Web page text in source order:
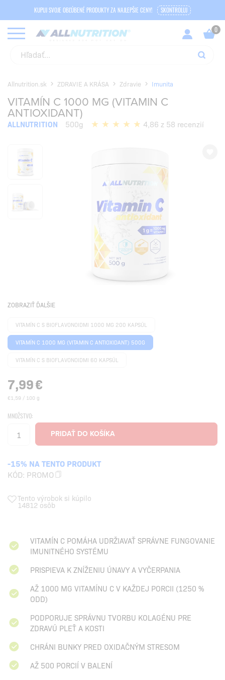
KUPUJ SVOJE OBĽÚBENÉ PRODUKTY ZA NAJLEPŠIE CENY! SKONTROLUJ
Allnutrition.sk ZDRAVIE A KRÁSA Zdravie Imunita
VITAMÍN C 1000 MG (VITAMIN C
ANTIOXIDANT)
ALLNUTRITION 500g 4,86 z 58 recenzií
ZOBRAZIŤ ĎALŠIE
VITAMÍN C S BIOFLAVONOIDMI 1000 MG 200 KAPSÚL
VITAMÍN C 1000 MG (VITAMIN C ANTIOXIDANT) 500G
VITAMÍN C S BIOFLAVONOIDMI 60 KAPSÚL
7,99€
€1,59 / 100 g
MNOŽSTVO:
-15% NA TENTO PRODUKT
KÓD: PROMO
Tento výrobok si kúpilo
14812 osôb
VITAMÍN C POMÁHA UDRŽIAVAŤ SPRÁVNE FUNGOVANIE
IMUNITNÉHO SYSTÉMU
PRISPIEVA K ZNÍŽENIU ÚNAVY A VYČERPANIA
AŽ 1000 MG VITAMÍNU C V KAŽDEJ PORCII (1250 %
ODD)
PODPORUJE SPRÁVNU TVORBU KOLAGÉNU PRE
ZDRAVÚ PLEŤ A KOSTI
CHRÁNI BUNKY PRED OXIDAČNÝM STRESOM
AŽ 500 PORCIÍ V BALENÍ